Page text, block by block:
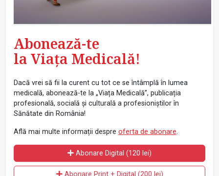
Abonează-te
la Viața Medicală!
Dacă vrei să fii la curent cu tot ce se întâmplă în lumea
medicală, abonează-te la „Viața Medicală”, publicația
profesională, socială și culturală a profesioniștilor în
Sănătate din România!
Află mai multe informații despre oferta de abonare.
Abonare Digital (120 lei)
Abonare Print + Digital (200 lei)